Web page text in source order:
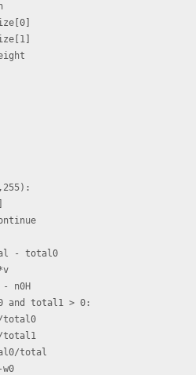
0: continue
- total0
- n0H
and total1 > 0:
total0
total1
total
w0